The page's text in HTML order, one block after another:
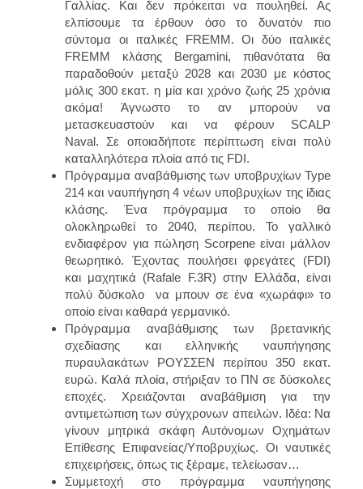
Γαλλίας. Και δεν πρόκειται να πουληθεί. Ας
ελπίσουμε τα έρθουν όσο το δυνατόν πιο
σύντομα οι ιταλικές FREMM. Οι δύο ιταλικές
FREMM κλάσης Bergamini, πιθανότατα θα
παραδοθούν μεταξύ 2028 και 2030 με κόστος
μόλις 300 εκατ. η μία και χρόνο ζωής 25 χρόνια
ακόμα! Άγνωστο το αν μπορούν να
μετασκευαστούν και να φέρουν SCALP
Naval. Σε οποιαδήποτε περίπτωση είναι πολύ
καταλληλότερα πλοία από τις FDI.
Πρόγραμμα αναβάθμισης των υποβρυχίων Type
214 και ναυπήγηση 4 νέων υποβρυχίων της ίδιας
κλάσης. Ένα πρόγραμμα το οποίο θα
ολοκληρωθεί το 2040, περίπου. Το γαλλικό
ενδιαφέρον για πώληση Scorpene είναι μάλλον
θεωρητικό. Έχοντας πουλήσει φρεγάτες (FDI)
και μαχητικά (Rafale F.3R) στην Ελλάδα, είναι
πολύ δύσκολο να μπουν σε ένα «χωράφι» το
οποίο είναι καθαρά γερμανικό.
Πρόγραμμα αναβάθμισης των βρετανικής
σχεδίασης και ελληνικής ναυπήγησης
πυραυλακάτων ΡΟΥΣΣΕΝ περίπου 350 εκατ.
ευρώ. Καλά πλοία, στήριξαν το ΠΝ σε δύσκολες
εποχές. Χρειάζονται αναβάθμιση για την
αντιμετώπιση των σύγχρονων απειλών. Ιδέα: Να
γίνουν μητρικά σκάφη Αυτόνομων Οχημάτων
Επίθεσης Επιφανείας/Υποβρυχίως. Οι ναυτικές
επιχειρήσεις, όπως τις ξέραμε, τελείωσαν…
Συμμετοχή στο πρόγραμμα ναυπήγησης